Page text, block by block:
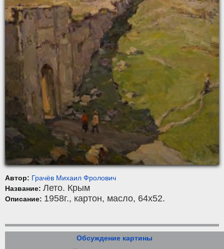
Автор: Грачёв Михаил Фролович
Название: Лето. Крым
Описание: 1958г., картон, масло, 64x52.
Обсуждение картины